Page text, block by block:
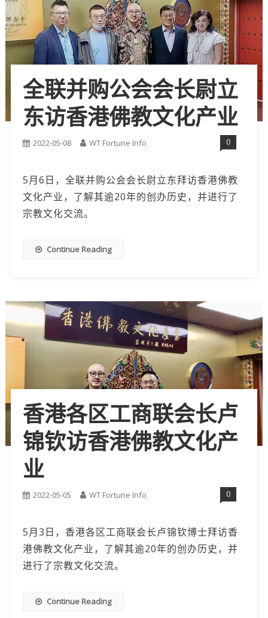
全联并购公会会长尉立
东访香港佛教文化产业
2022-05-08 WT Fortune Info 0
5月6日，全联并购公会会长尉立东拜访香港佛教
文化产业，了解其逾20年的创办历史，并进行了
宗教文化交流。
Continue Reading
香港各区工商联会长卢
锦钦访香港佛教文化产
业
2022-05-05 WT Fortune Info 0
5月3日，香港各区工商联会长卢锦钦博士拜访香
港佛教文化产业，了解其逾20年的创办历史，并
进行了宗教文化交流。
Continue Reading